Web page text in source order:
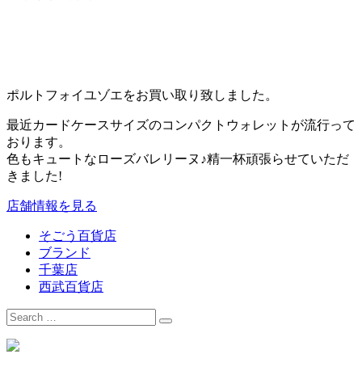
ポルトフォイユゾエをお買い取り致しました。
最近カードケースサイズのコンパクトウォレットが流行って
おります。
色もキュートなローズバレリーヌ♪精一杯頑張らせていただ
きました!
店舗情報を見る
そごう百貨店
ブランド
千葉店
西武百貨店
Search
for: